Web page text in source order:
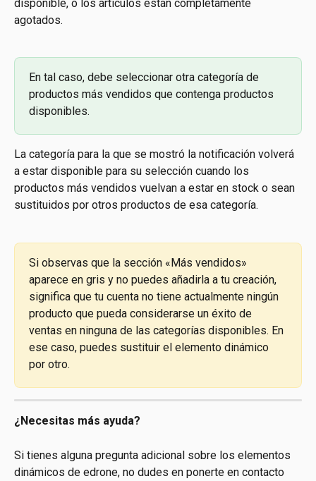
disponible, o los artículos están completamente
agotados.
En tal caso, debe seleccionar otra categoría de
productos más vendidos que contenga productos
disponibles.
La categoría para la que se mostró la notificación volverá
a estar disponible para su selección cuando los
productos más vendidos vuelvan a estar en stock o sean
sustituidos por otros productos de esa categoría.
Si observas que la sección «Más vendidos»
aparece en gris y no puedes añadirla a tu creación,
significa que tu cuenta no tiene actualmente ningún
producto que pueda considerarse un éxito de
ventas en ninguna de las categorías disponibles. En
ese caso, puedes sustituir el elemento dinámico
por otro.
¿Necesitas más ayuda?
Si tienes alguna pregunta adicional sobre los elementos
dinámicos de edrone, no dudes en ponerte en contacto